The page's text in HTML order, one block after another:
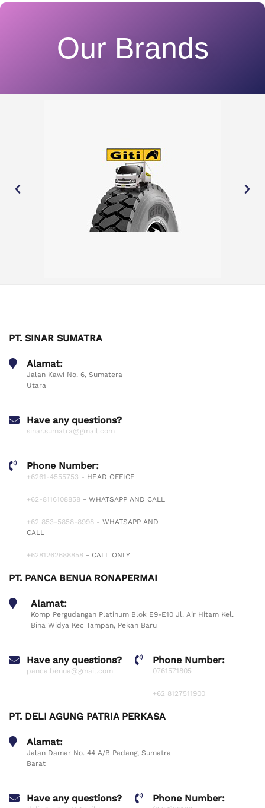
Our Brands
PT. SINAR SUMATRA
Alamat:
Jalan Kawi No. 6, Sumatera
Utara
Have any questions?
sinar.sumatra@gmail.com
Phone Number:
+6261-4555753 - HEAD OFFICE
+62-8116108858 - WHATSAPP AND CALL
+62 853-5858-8998 - WHATSAPP AND
CALL
+6281262688858 - CALL ONLY
PT. PANCA BENUA RONAPERMAI
Alamat:
Komp Pergudangan Platinum Blok E9-E10 Jl. Air Hitam Kel.
Bina Widya Kec Tampan, Pekan Baru
Have any questions?
panca.benua@gmail.com
Phone Number:
0761571805
+62 8127511900
PT. DELI AGUNG PATRIA PERKASA
Alamat:
Jalan Damar No. 44 A/B Padang, Sumatra
Barat
Have any questions? Phone Number: